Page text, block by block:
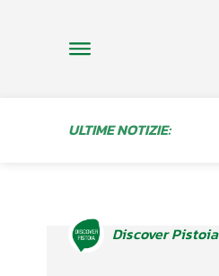
ULTIME NOTIZIE:
Discover Pistoia